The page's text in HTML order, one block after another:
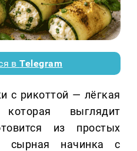
вTelegram
с рикоттой — лёгкая
выглядит
из простых
сырная начинка с